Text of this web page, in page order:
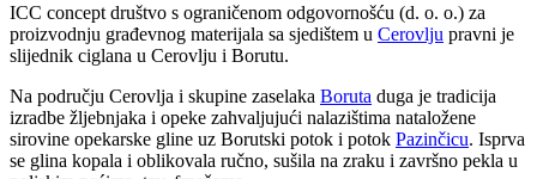
ICC concept društvo s ograničenom odgovornošću (d. o. o.) za
proizvodnju građevnog materijala sa sjedištem u Cerovlju pravni je
slijednik ciglana u Cerovlju i Borutu.
Na području Cerovlja i skupine zaselaka Boruta duga je tradicija
izradbe žljebnjaka i opeke zahvaljujući nalazištima nataložene
sirovine opekarske gline uz Borutski potok i potok Pazinčicu. Isprva
se glina kopala i oblikovala ručno, sušila na zraku i završno pekla u